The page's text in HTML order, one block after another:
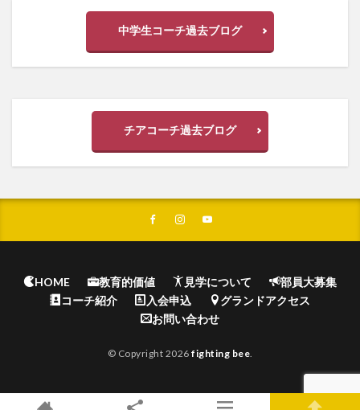
中学生コーチ過去ブログ
チアコーチ過去ブログ
HOME 教育的価値 見学について
部員大募集
コーチ紹介
入会申込
グランドアクセス
お問い合わせ
© Copyright 2026 fighting bee.